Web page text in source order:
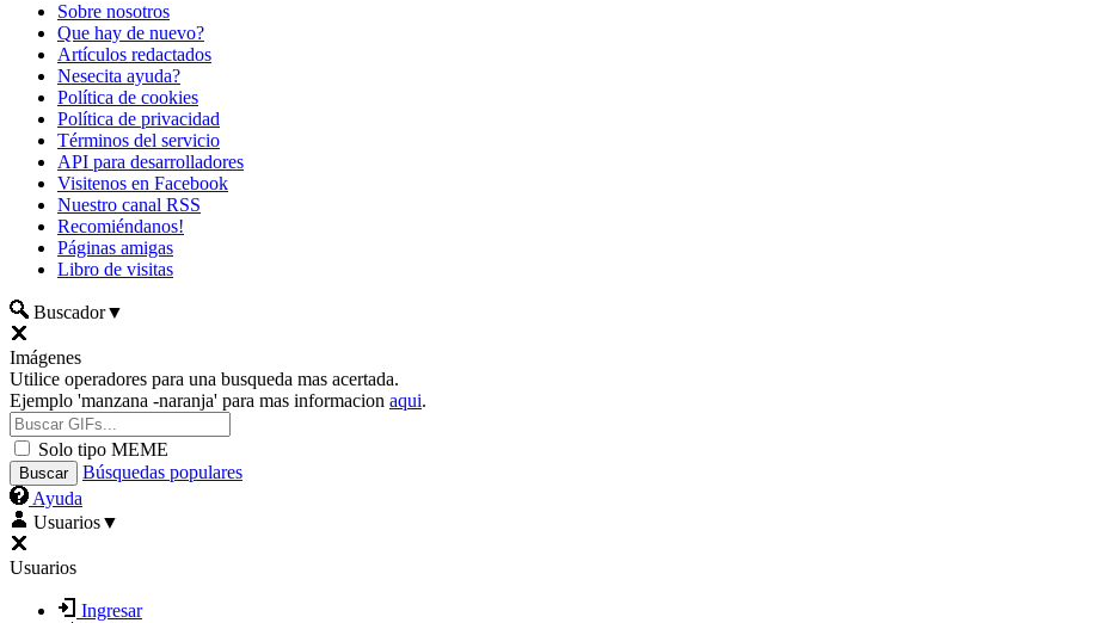
Sobre nosotros
Que hay de nuevo?
Artículos redactados
Nesecita ayuda?
Política de cookies
Política de privacidad
Términos del servicio
API para desarrolladores
Visitenos en Facebook
Nuestro canal RSS
Recomiéndanos!
Páginas amigas
Libro de visitas
Buscador▼
Imágenes
Utilice operadores para una busqueda mas acertada.
Ejemplo 'manzana -naranja' para mas informacion aqui.
Solo tipo MEME
Búsquedas populares
Ayuda
Usuarios▼
Usuarios
Ingresar